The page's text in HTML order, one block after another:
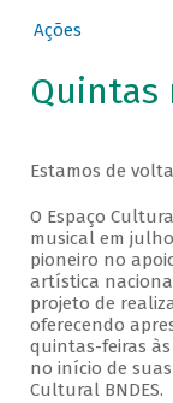
Ações
Quintas
Estamos de
O Espaço
musical em
pioneiro no
artística
projeto de
oferecendo
quintas-feiras às
no início de
Cultural BNDES.